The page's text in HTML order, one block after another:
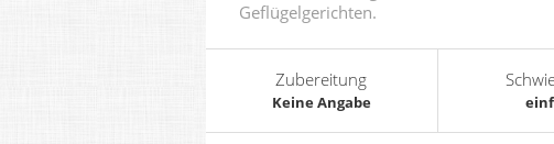
Geflügelgerichten.
Zubereitung
Keine Angabe